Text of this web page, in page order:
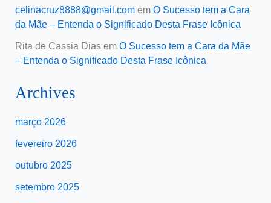
celinacruz8888@gmail.comem O Sucesso tem a Cara
da Mãe – Entenda o Significado Desta Frase Icônica
Rita de Cassia Diasem O Sucesso tem a Cara da Mãe
– Entenda o Significado Desta Frase Icônica
Archives
março 2026
fevereiro 2026
outubro 2025
setembro 2025